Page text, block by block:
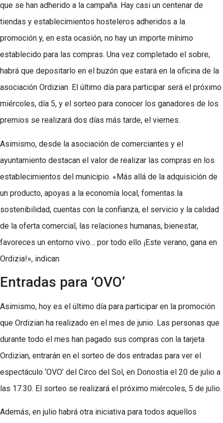
que se han adherido a la campaña. Hay casi un centenar de
tiendas y establecimientos hosteleros adheridos a la
promoción y, en esta ocasión, no hay un importe mínimo
establecido para las compras. Una vez completado el sobre,
habrá que depositarlo en el buzón que estará en la oficina de la
asociación Ordizian. El último día para participar será el próximo
miércoles, día 5, y el sorteo para conocer los ganadores de los
premios se realizará dos días más tarde, el viernes.
Asimismo, desde la asociación de comerciantes y el
ayuntamiento destacan el valor de realizar las compras en los
establecimientos del municipio. «Más allá de la adquisición de
un producto, apoyas a la economía local, fomentas la
sostenibilidad, cuentas con la confianza, el servicio y la calidad
de la oferta comercial, las relaciones humanas, bienestar,
favoreces un entorno vivo… por todo ello ¡Este verano, gana en
Ordizia!», indican.
Entradas para ‘OVO’
Asimismo, hoy es el último día para participar en la promoción
que Ordizian ha realizado en el mes de junio. Las personas que
durante todo el mes han pagado sus compras con la tarjeta
Ordizian, entrarán en el sorteo de dos entradas para ver el
espectáculo ‘OVO’ del Circo del Sol, en Donostia el 20 de julio a
las 17.30. El sorteo se realizará el próximo miércoles, 5 de julio.
Además, en julio habrá otra iniciativa para todos aquellos